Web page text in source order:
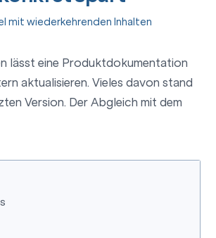
mit wiederkehrenden Inhalten
lässt eine Produktdokumentation
aktualisieren. Vieles davon stand
Version. Der Abgleich mit dem